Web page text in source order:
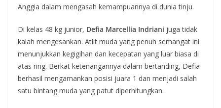
Anggia dalam mengasah kemampuannya di dunia tinju.
Di kelas 48 kg junior, Defia Marcellia Indriani juga tidak
kalah mengesankan. Atlit muda yang penuh semangat ini
menunjukkan kegigihan dan kecepatan yang luar biasa di
atas ring. Berkat ketenangannya dalam bertanding, Defia
berhasil mengamankan posisi juara 1 dan menjadi salah
satu bintang muda yang patut diperhitungkan.